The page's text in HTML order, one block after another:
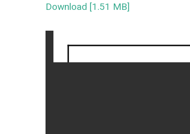
Download [1.51 MB]